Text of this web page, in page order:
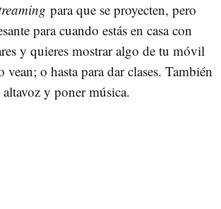
para que se proyecten, pero
para cuando estás en casa con
y quieres mostrar algo de tu móvil
vean; o hasta para dar clases. También
altavoz y poner música.